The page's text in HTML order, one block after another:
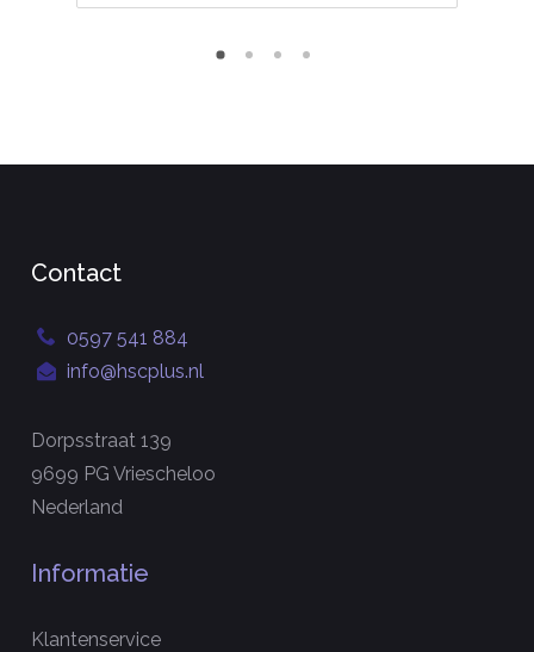
Contact
0597 541 884
info@hscplus.nl
Dorpsstraat 139
9699 PG Vriescheloo
Nederland
Informatie
Klantenservice